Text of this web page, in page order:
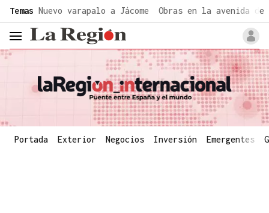
Temas Nuevo varapalo a Jácome Obras en la avenida de
header.menu.open
Portada Exterior Negocios Inversión Emergentes